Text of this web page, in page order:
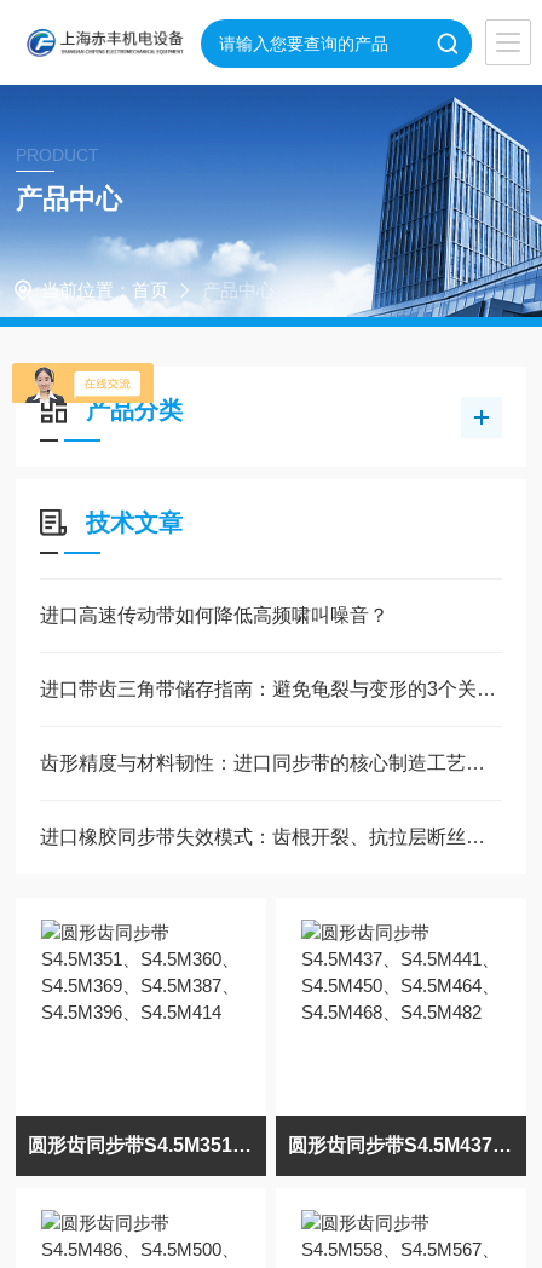
PRODUCT
产品中心
当前位置： 首页 产品中心
产品分类
技术文章
进口高速传动带如何降低高频啸叫噪音？
进口带齿三角带储存指南：避免龟裂与变形的3个关键环境因素
齿形精度与材料韧性：进口同步带的核心制造工艺解析
进口橡胶同步带失效模式：齿根开裂、抗拉层断丝的原因与预防
圆形齿同步带S4.5M351、S4.5M360、S4.5M369、S4.5M387、S4.5M396、S4.5M414 圆形齿同步带S4.5M437、S4.5M441、S4.5M450、S4.5M464、S4.5M468、S4.5M482